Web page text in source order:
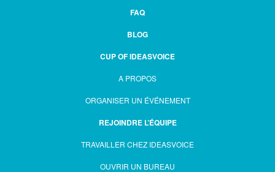
FAQ
BLOG
CUP OF IDEASVOICE
A PROPOS
ORGANISER UN ÉVÉNEMENT
REJOINDRE L’ÉQUIPE
TRAVAILLER CHEZ IDEASVOICE
OUVRIR UN BUREAU